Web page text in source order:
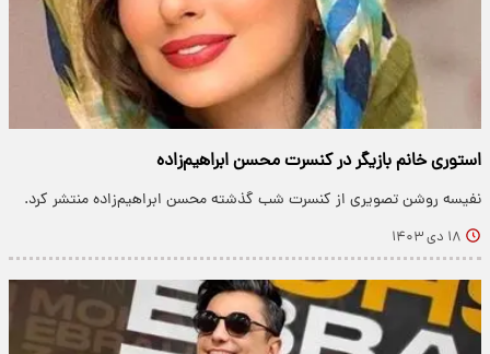
استوری خانم بازیگر در کنسرت محسن ابراهیم‌زاده
نفیسه روشن تصویری از کنسرت شب گذشته محسن ابراهیم‌زاده منتشر کرد.
۱۸ دی ۱۴۰۳